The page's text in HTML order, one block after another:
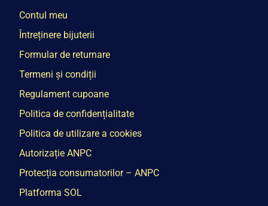
Contul meu
Întreținere bijuterii
Formular de returnare
Termeni și condiții
Regulament cupoane
Politica de confidențialitate
Politica de utilizare a cookies
Autorizație ANPC
Protecția consumatorilor – ANPC
Platforma SOL